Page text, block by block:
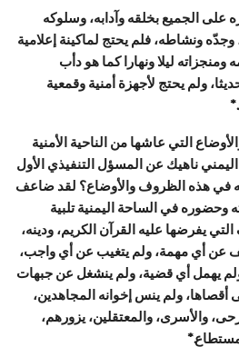
الجميع بخلقه وآدابه، وسلوكه
وجدّه ونشاطه، فلم يحتج لماكينة إعلامية
ليلا ونهارا كما هو دأب
ولم يحتج لأجهزة أمنية وقمعية
التي عاشها من الناحية الأمنية
ناهيك عن المسؤل التنفيذي الأول
في هذه الظروف والأوضاع؟ لقد ضاعف
في الساحة اليمنية تلبية
يفرضها عليه القرآن الكريم، ودينه،
عن أي مهمة، ولم يتغيب عن أي واجب،
يهمل أي قضية، ولم ينشغل عن جبهات
ولم ينس إخوانه المجاهدين،
والأسرى، والمعتقلين، يزورهم،